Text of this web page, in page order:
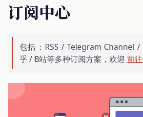
订阅中心
包括：RSS / Telegram Channel
乎 / B站等多种订阅方案，欢迎 前